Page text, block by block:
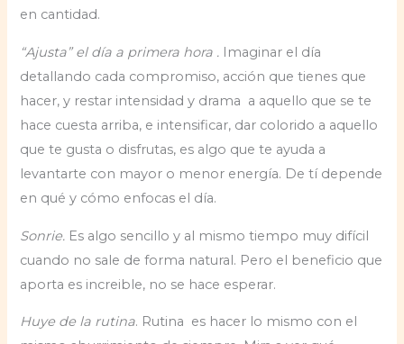
en cantidad.
“Ajusta” el día a primera hora . Imaginar el día
detallando cada compromiso, acción que tienes que
hacer, y restar intensidad y drama a aquello que se te
hace cuesta arriba, e intensificar, dar colorido a aquello
que te gusta o disfrutas, es algo que te ayuda a
levantarte con mayor o menor energía. De tí depende
en qué y cómo enfocas el día.
Sonrie. Es algo sencillo y al mismo tiempo muy difícil
cuando no sale de forma natural. Pero el beneficio que
aporta es increible, no se hace esperar.
Huye de la rutina. Rutina es hacer lo mismo con el